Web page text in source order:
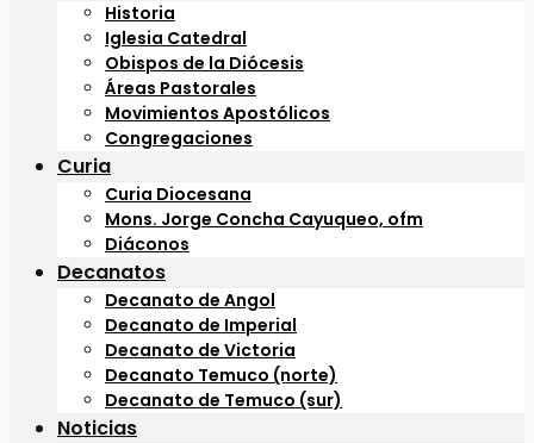
Historia
Iglesia Catedral
Obispos de la Diócesis
Áreas Pastorales
Movimientos Apostólicos
Congregaciones
Curia
Curia Diocesana
Mons. Jorge Concha Cayuqueo, ofm
Diáconos
Decanatos
Decanato de Angol
Decanato de Imperial
Decanato de Victoria
Decanato Temuco (norte)
Decanato de Temuco (sur)
Noticias